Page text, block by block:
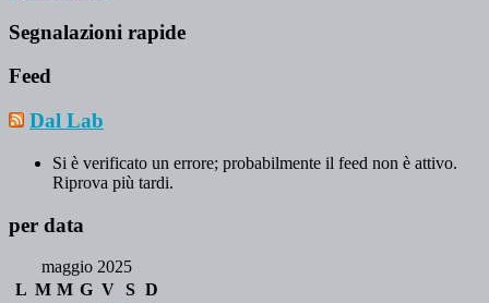
Segnalazioni rapide
Feed
Dal Lab
Si è verificato un errore; probabilmente il feed non è attivo.
Riprova più tardi.
per data
maggio 2025
L M M G V S D